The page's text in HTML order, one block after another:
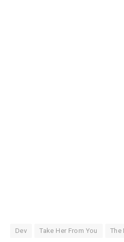
Dev Take Her From You The